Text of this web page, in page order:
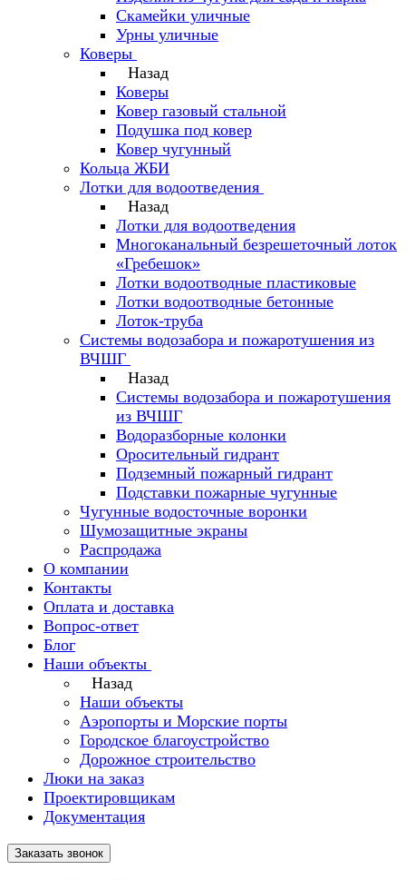
Скамейки уличные
Урны уличные
Коверы
Назад
Коверы
Ковер газовый стальной
Подушка под ковер
Ковер чугунный
Кольца ЖБИ
Лотки для водоотведения
Назад
Лотки для водоотведения
Многоканальный безрешеточный лоток
«Гребешок»
Лотки водоотводные пластиковые
Лотки водоотводные бетонные
Лоток-труба
Системы водозабора и пожаротушения из
ВЧШГ
Назад
Системы водозабора и пожаротушения
из ВЧШГ
Водоразборные колонки
Оросительный гидрант
Подземный пожарный гидрант
Подставки пожарные чугунные
Чугунные водосточные воронки
Шумозащитные экраны
Распродажа
О компании
Контакты
Оплата и доставка
Вопрос-ответ
Блог
Наши объекты
Назад
Наши объекты
Аэропорты и Морские порты
Городское благоустройство
Дорожное строительство
Люки на заказ
Проектировщикам
Документация
Заказать звонок